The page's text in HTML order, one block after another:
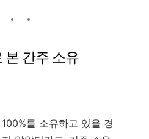
본 간주 소유
를 소유하고 있을 경